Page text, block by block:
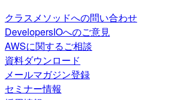
クラスメソッドへの問い合わせ
DevelopersIOへのご意見
AWSに関するご相談
資料ダウンロード
メールマガジン登録
セミナー情報